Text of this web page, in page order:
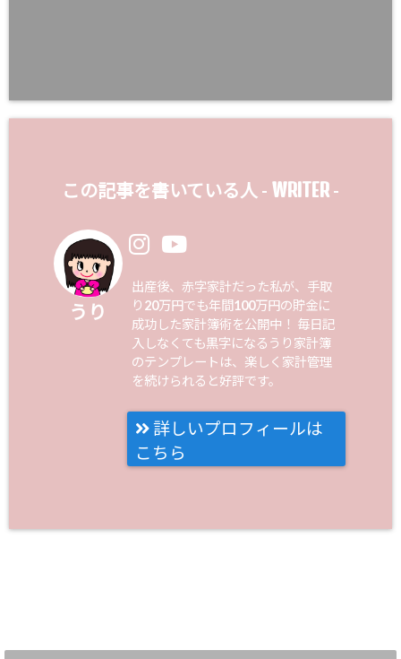
この記事を書いている人 - WRITER -
うり
出産後、赤字家計だった私が、手取
り20万円でも年間100万円の貯金に
成功した家計簿術を公開中！ 毎日記
入しなくても黒字になるうり家計簿
のテンプレートは、楽しく家計管理
を続けられると好評です。
詳しいプロフィールは
こちら